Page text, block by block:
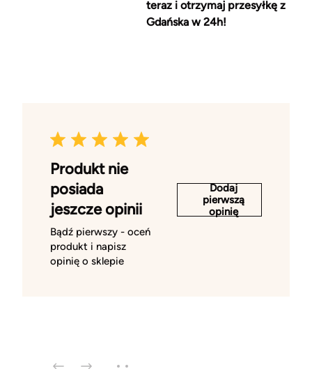
teraz i otrzymaj przesyłkę z
Gdańska w 24h!
Produkt nie
posiada
jeszcze opinii
Bądź pierwszy - oceń
produkt i napisz
opinię o sklepie
Dodaj
pierwszą
opinię